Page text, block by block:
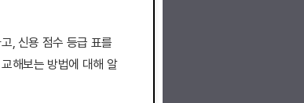
, 신용 점수 등급 표를
해보는 방법에 대해 알